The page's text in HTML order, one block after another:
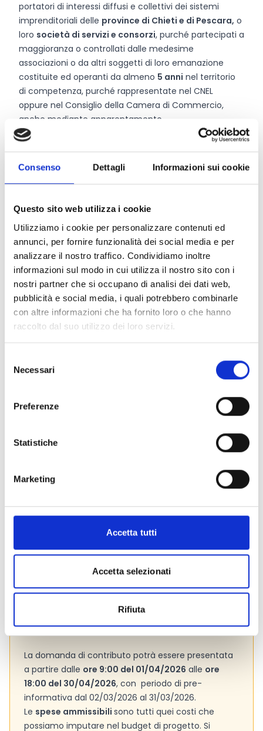
Consenso Dettagli Informazioni sui cookie
Questo sito web utilizza i cookie
Utilizziamo i cookie per personalizzare contenuti ed
annunci, per fornire funzionalità dei social media e per
analizzare il nostro traffico. Condividiamo inoltre
informazioni sul modo in cui utilizza il nostro sito con i
nostri partner che si occupano di analisi dei dati web,
pubblicità e social media, i quali potrebbero combinarle
con altre informazioni che ha fornito loro o che hanno
raccolto dal suo utilizzo dei loro servizi.
delNecessari
Preferenze
Statistiche
Marketing
Accetta tutti
Accetta selezionati
Rifiuta
portatori di interessi diffusi e collettivi dei sistemi
imprenditoriali delle province di Chieti e di Pescara, o
loro società di servizi e consorzi, purché partecipati a
maggioranza o controllati dalle medesime
associazioni o da altri soggetti di loro emanazione
costituite ed operanti da almeno 5 anni nel territorio
di competenza, purché rappresentate nel CNEL
oppure nel Consiglio della Camera di Commercio,
anche mediante apparentamento.
I soggetti che presentano domanda di contributo
attuatore unico di ciascuna iniziativa una loro
associazione provinciale
almeno nella misura del 75% dalle medesime
dall’insieme delle associazioni costituite a livello
provinciale su scala regionale).
Entità del contributo
La dotazione finanziaria complessiva ammonta
a162.000 Euro
L’entità del contributo concedibile è fissato nella
indicate nel preventivo finanziario allegato alla
Qualora le entrate comprensive del contributo
contributo sarà ridotto in misura pari alla differenza
Si consiglia di consultare regolarmente il sito web
ufficiale del bando per gli aggiornamenti e le
Consigli degli esperti
La domanda di contributo potrà essere presentata
a partire dalle ore 9:00 del 01/04/2026 alle ore
18:00 del 30/04/2026, con periodo di pre-
informativa dal 02/03/2026 al 31/03/2026.
Le spese ammissibili sono tutti quei costi che
possiamo imputare nel budget di progetto. Si